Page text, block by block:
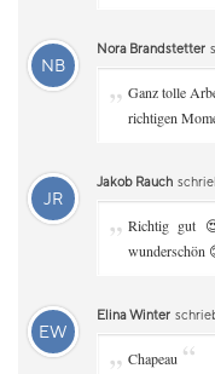
NB
Nora Brandstetter
„ Ganz tolle
richtigen
JR
Jakob Rauch
„ Richtig gut
wunderschön
EW
Elina Winter
„ Chapeau “